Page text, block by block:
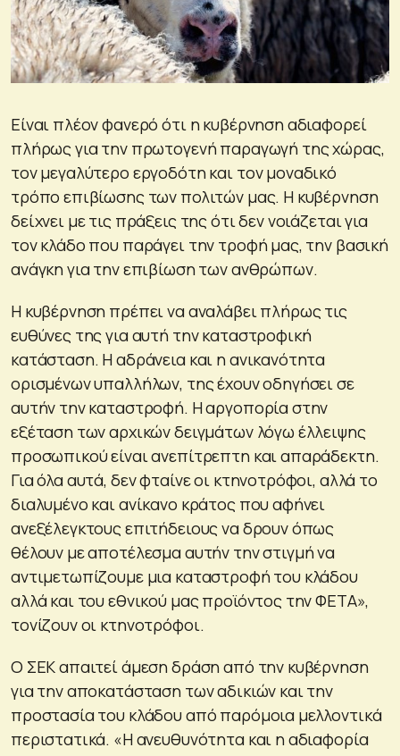
Είναι πλέον φανερό ότι η κυβέρνηση αδιαφορεί
πλήρως για την πρωτογενή παραγωγή της χώρας,
τον μεγαλύτερο εργοδότη και τον μοναδικό
τρόπο επιβίωσης των πολιτών μας. Η κυβέρνηση
δείχνει με τις πράξεις της ότι δεν νοιάζεται για
τον κλάδο που παράγει την τροφή μας, την βασική
ανάγκη για την επιβίωση των ανθρώπων.
Η κυβέρνηση πρέπει να αναλάβει πλήρως τις
ευθύνες της για αυτή την καταστροφική
κατάσταση. Η αδράνεια και η ανικανότητα
ορισμένων υπαλλήλων, της έχουν οδηγήσει σε
αυτήν την καταστροφή. Η αργοπορία στην
εξέταση των αρχικών δειγμάτων λόγω έλλειψης
προσωπικού είναι ανεπίτρεπτη και απαράδεκτη.
Για όλα αυτά, δεν φταίνε οι κτηνοτρόφοι, αλλά το
διαλυμένο και ανίκανο κράτος που αφήνει
ανεξέλεγκτους επιτήδειους να δρουν όπως
θέλουν με αποτέλεσμα αυτήν την στιγμή να
αντιμετωπίζουμε μια καταστροφή του κλάδου
αλλά και του εθνικού μας προϊόντος την ΦΕΤΑ»,
τονίζουν οι κτηνοτρόφοι.
Ο ΣΕΚ απαιτεί άμεση δράση από την κυβέρνηση
για την αποκατάσταση των αδικιών και την
προστασία του κλάδου από παρόμοια μελλοντικά
περιστατικά. «Η ανευθυνότητα και η αδιαφορία